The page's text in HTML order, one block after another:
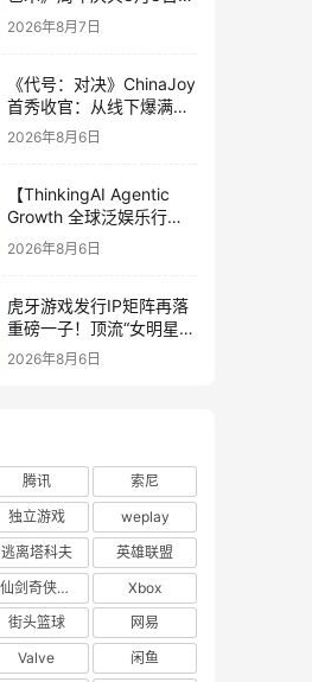
式上线，多重福利与全新
内容同步开启
2026年8月7日
《代号：对决》ChinaJoy
首秀收官：从线下爆满看
见玩家的真实期待
2026年8月6日
【ThinkingAI Agentic
Growth 全球泛娱乐行业
峰会】Agent 时代，人到
底负责什么
2026年8月6日
虎牙游戏发行IP矩阵再落
重磅一子！顶流“女明星”
ZANMANG LOOPY 正版
2026年8月6日
腾讯
索尼
独立游戏
weplay
逃离塔科夫
英雄联盟
仙剑奇侠传四
Xbox
街头篮球
网易
Valve
闲鱼